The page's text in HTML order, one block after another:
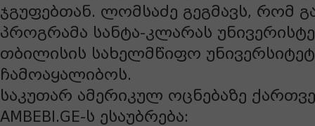
ჯგუფებთან. ლომსაძე გეგმავს, რომ
პროგრამა სანტა-კლარას
თბილისის სახელმწიფო
ჩამოაყალიბოს.
საკუთარ ამერიკულ ოცნებაზე
AMBEBI.GE-ს ესაუბრება: